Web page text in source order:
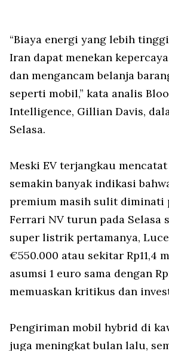
“Biaya energi yang lebih
Iran dapat menekan
dan mengancam belanja
seperti mobil,” kata analis
Intelligence, Gillian Davis,
Selasa.
Meski EV terjangkau
semakin banyak indikasi
premium masih sulit diminati
Ferrari NV turun pada Selasa
super listrik pertamanya,
€550.000 atau sekitar Rp11,4
asumsi 1 euro sama dengan
memuaskan kritikus dan
Pengiriman mobil hybrid di
juga meningkat bulan lalu,